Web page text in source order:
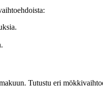
Tutustu eri